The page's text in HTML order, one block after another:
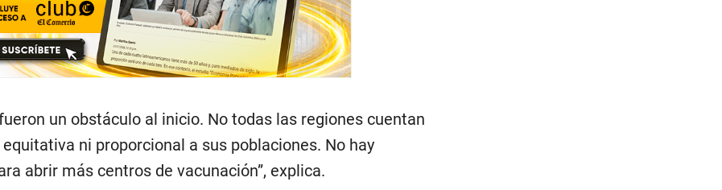
un obstáculo al inicio. No todas las regiones cuentan
ni proporcional a sus poblaciones. No hay
abrir más centros de vacunación”, explica.